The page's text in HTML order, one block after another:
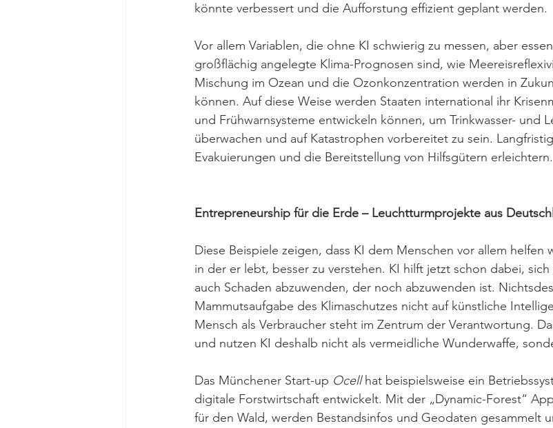
könnte verbessert und die Aufforstung effizient geplant werden.
Vor allem Variablen, die ohne KI schwierig zu messen, aber
großflächig angelegte Klima-Prognosen sind, wie
Mischung im Ozean und die Ozonkonzentration werden in
können. Auf diese Weise werden Staaten international ihr
und Frühwarnsysteme entwickeln können, um Trinkwasser- und
überwachen und auf Katastrophen vorbereitet zu sein.
Evakuierungen und die Bereitstellung von Hilfsgütern erleichtern.
Entrepreneurship für die Erde – Leuchtturmprojekte aus
Diese Beispiele zeigen, dass KI dem Menschen vor allem helfen
in der er lebt, besser zu verstehen. KI hilft jetzt schon dabei, sich
auch Schaden abzuwenden, der noch abzuwenden ist.
Mammutsaufgabe des Klimaschutzes nicht auf künstliche
Mensch als Verbraucher steht im Zentrum der Verantwortung.
und nutzen KI deshalb nicht als vermeidliche Wunderwaffe,
Das Münchener Start-up Ocell hat beispielsweise ein
digitale Forstwirtschaft entwickelt. Mit der „Dynamic-Forest“
für den Wald, werden Bestandsinfos und Geodaten gesammelt